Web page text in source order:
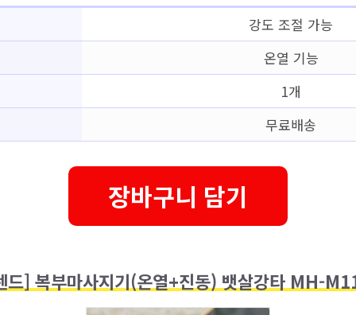
강도 조절 가능
온열 기능
1개
무료배송
장바구니 담기
드] 복부마사지기(온열+진동) 뱃살강타 MH-